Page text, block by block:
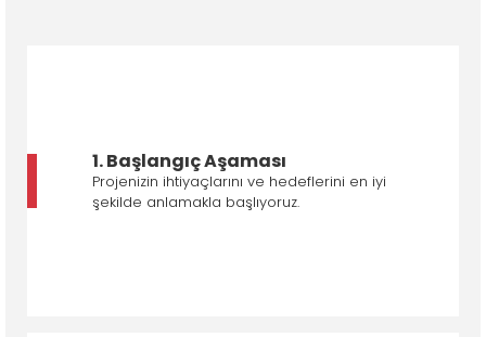
1. Başlangıç Aşaması
Projenizin ihtiyaçlarını ve hedeflerini en iyi
şekilde anlamakla başlıyoruz.